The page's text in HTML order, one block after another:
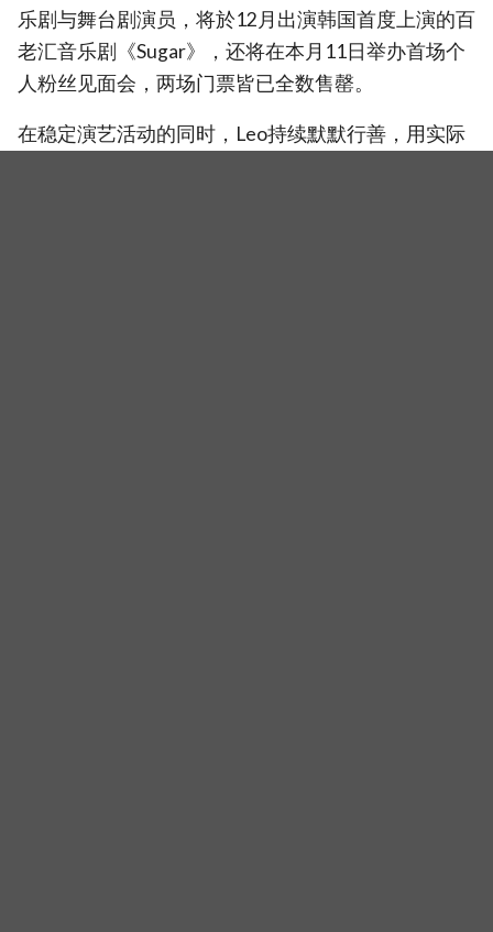
乐剧与舞台剧演员，将於12月出演韩国首度上演的百
老汇音乐剧《Sugar》，还将在本月11日举办首场个
人粉丝见面会，两场门票皆已全数售罄。
在稳定演艺活动的同时，Leo持续默默行善，用实际